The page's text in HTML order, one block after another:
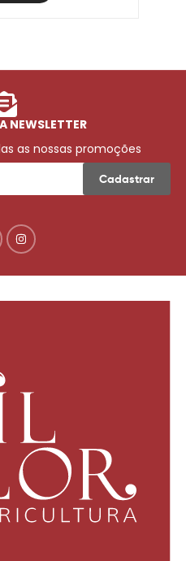
NEWSLETTER
as nossas promoções
Cadastrar